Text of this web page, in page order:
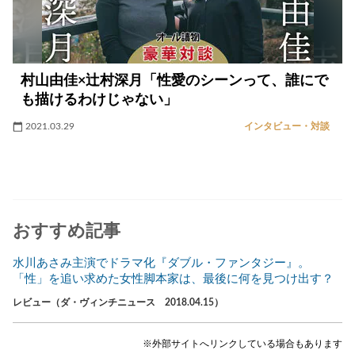
村山由佳×辻村深月「性愛のシーンって、誰にで
も描けるわけじゃない」
2021.03.29 インタビュー・対談
おすすめ記事
水川あさみ主演でドラマ化『ダブル・ファンタジー』。
「性」を追い求めた女性脚本家は、最後に何を見つけ出す？
レビュー（ダ・ヴィンチニュース 2018.04.15）
※外部サイトへリンクしている場合もあります